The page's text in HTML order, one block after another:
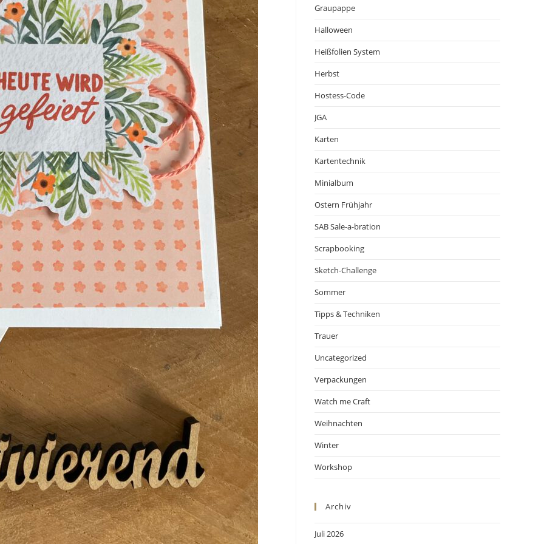
Graupappe
Halloween
Heißfolien System
Herbst
Hostess-Code
JGA
Karten
Kartentechnik
Minialbum
Ostern Frühjahr
SAB Sale-a-bration
Scrapbooking
Sketch-Challenge
Sommer
Tipps & Techniken
Trauer
Uncategorized
Verpackungen
Watch me Craft
Weihnachten
Winter
Workshop
Archiv
Juli 2026